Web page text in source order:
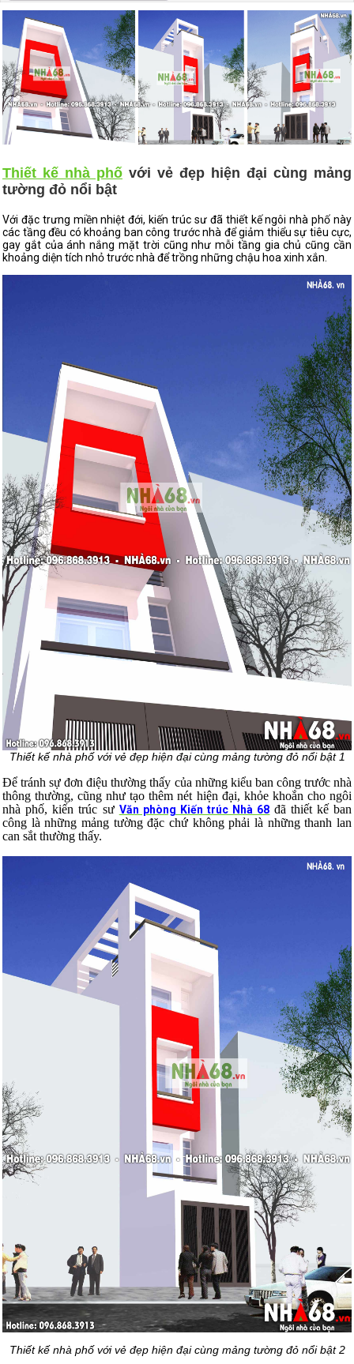
Thiết kế nhà phố với vẻ đẹp hiện đại cùng mảng
tường đỏ nổi bật
Với đặc trưng miền nhiệt đới, kiến trúc sư đã thiết kế ngôi nhà phố này
các tầng đều có khoảng ban công trước nhà để giảm thiểu sự tiêu cực,
gay gắt của ánh nắng mặt trời cũng như mỗi tầng gia chủ cũng cần
khoảng diện tích nhỏ trước nhà để trồng những chậu hoa xinh xắn.
Thiết kế nhà phốvới vẻ đẹp hiện đại cùng mảng tường đỏ nổi bật1
Để tránh sự đơn điệu thường thấy của những kiểu ban công trước nhà
thông thường, cũng như tạo thêm nét hiện đại, khỏe khoắn cho ngôi
nhà phố, kiến trúc sư Văn phòng Kiến trúc Nhà 68 đã thiết kế ban
công là những mảng tường đặc chứ không phải là những thanh lan
can sắt thường thấy.
Thiết kế nhà phốvới vẻ đẹp hiện đại cùng mảng tường đỏ nổi bật2